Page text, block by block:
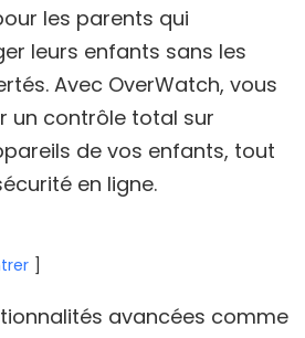
les parents qui
leurs enfants sans les
Avec OverWatch, vous
un contrôle total sur
de vos enfants, tout
en ligne.
avancées comme